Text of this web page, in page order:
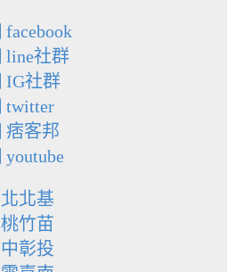
facebook
line社群
IG社群
twitter
痞客邦
youtube
北北基
桃竹苗
中彰投